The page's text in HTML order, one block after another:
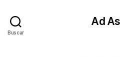
Buscar
Ad